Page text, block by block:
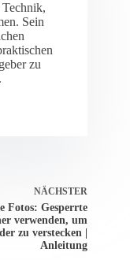
Sein
zu
NÄCHSTER
Fotos: Gesperrte
verwenden, um
zu verstecken |
Anleitung